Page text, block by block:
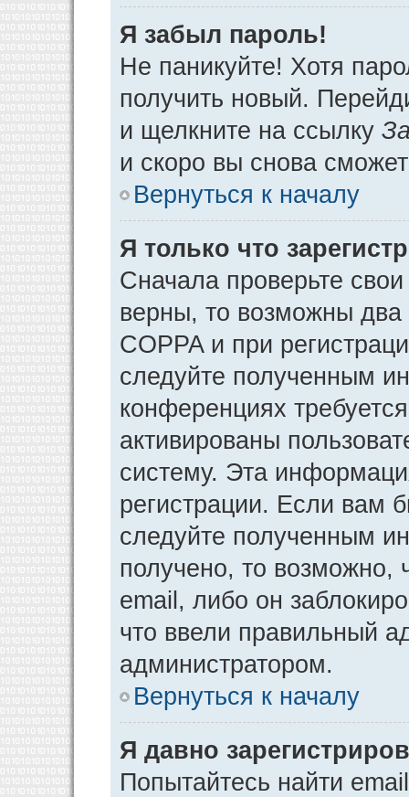
Я забыл пароль!
Не паникуйте! Хотя
получить новый.
и щелкните на ссылку
и скоро вы снова
Вернуться к началу
Я только что
Сначала проверьте
верны, то возможны
COPPA и при
следуйте полученным
конференциях
активированы
систему. Эта
регистрации. Если вам
следуйте полученным
получено, то возможно,
email, либо он
что ввели правильный
администратором.
Вернуться к началу
Я давно
Попытайтесь найти